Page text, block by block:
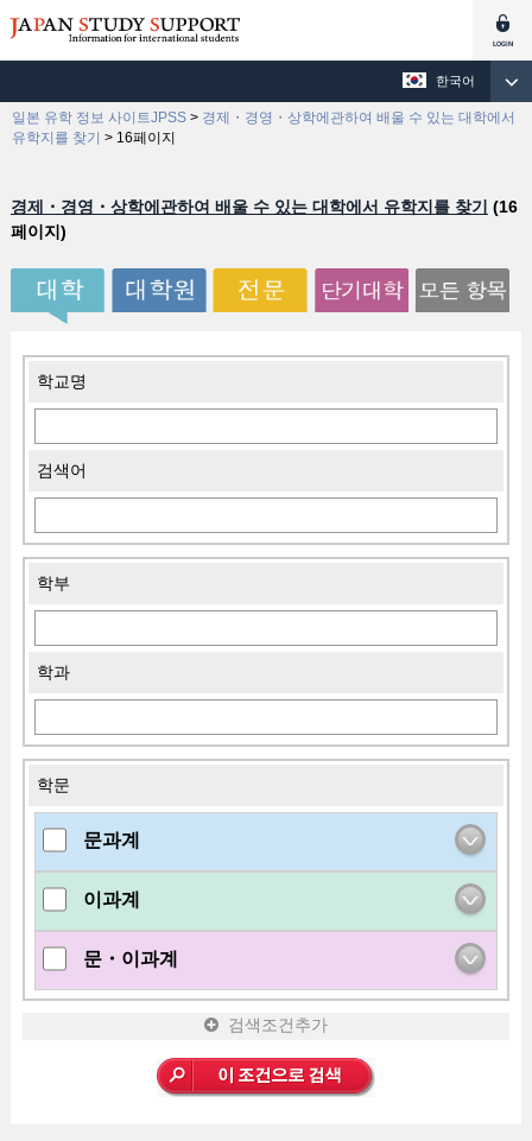
한국어
일본 유학 정보 사이트JPSS > 경제・경영・상학에관하여 배울 수 있는 대학에서
유학지를 찾기 > 16페이지
경제・경영・상학에관하여 배울 수 있는 대학에서 유학지를 찾기
(16
페이지)
학교명
검색어
학부
학과
학문
문과계
이과계
문・이과계
검색조건추가